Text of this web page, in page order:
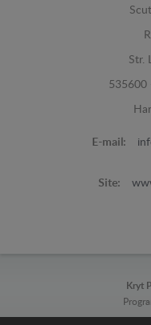
Str.
535600
E-mail:
Site:
Kryt